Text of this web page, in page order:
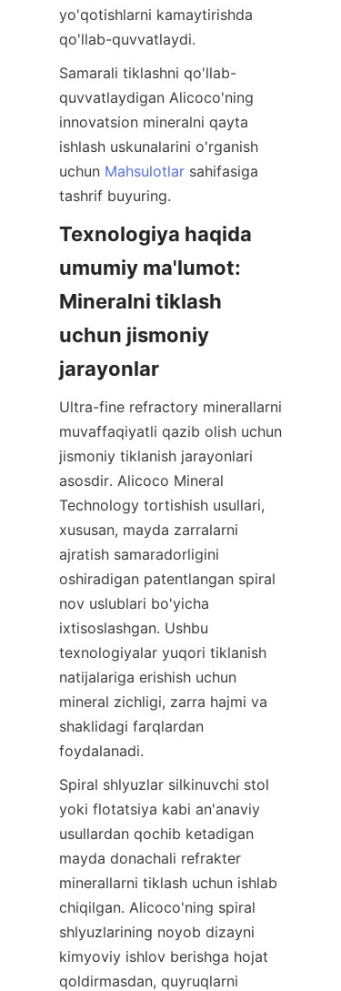
yo'qotishlarni kamaytirishda
Samarali tiklashni qo'llab-
quvvatlaydigan Alicoco'ning
innovatsion mineralni qayta
ishlash uskunalarini o'rganish
uchun Mahsulotlar sahifasiga
Texnologiya haqida
umumiy ma'lumot:
Mineralni tiklash
uchun jismoniy
Ultra-fine refractory minerallarni
muvaffaqiyatli qazib olish uchun
jismoniy tiklanish jarayonlari
asosdir. Alicoco Mineral
Technology tortishish usullari,
xususan, mayda zarralarni
ajratish samaradorligini
oshiradigan patentlangan spiral
nov uslublari bo'yicha
ixtisoslashgan. Ushbu
texnologiyalar yuqori tiklanish
natijalariga erishish uchun
mineral zichligi, zarra hajmi va
shaklidagi farqlardan
Spiral shlyuzlar silkinuvchi stol
yoki flotatsiya kabi an'anaviy
usullardan qochib ketadigan
mayda donachali refrakter
minerallarni tiklash uchun ishlab
chiqilgan. Alicoco'ning spiral
shlyuzlarining noyob dizayni
kimyoviy ishlov berishga hojat
qoldirmasdan, quyruqlarni